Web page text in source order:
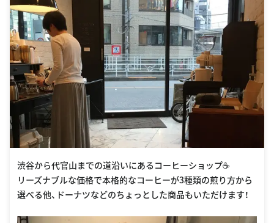
渋谷から代官山までの道沿いにあるコーヒーショップ☕️
リーズナブルな価格で本格的なコーヒーが3種類の煎り方から
選べる他、ドーナツなどのちょっとした商品もいただけます！